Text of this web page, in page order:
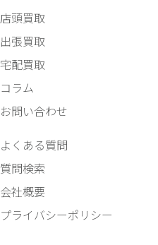
店頭買取
出張買取
宅配買取
コラム
お問い合わせ
よくある質問
質問検索
会社概要
プライバシーポリシー